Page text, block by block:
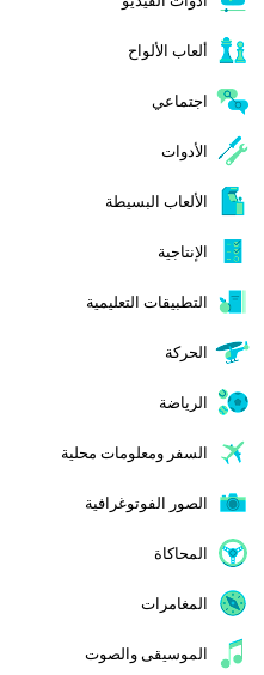
ألعاب الألواح
اجتماعي
الأدوات
الألعاب البسيطة
الإنتاجية
التطبيقات التعليمية
الحركة
الرياضة
السفر ومعلومات محلية
الصور الفوتوغرافية
المحاكاة
المغامرات
الموسيقى والصوت